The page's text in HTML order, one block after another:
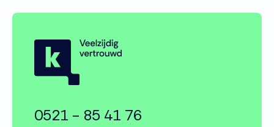
0521 - 85 41 76